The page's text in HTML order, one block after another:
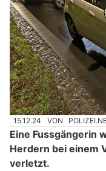
15.12.24 VON
Eine Fussgängerin
Herdern bei einem
verletzt.